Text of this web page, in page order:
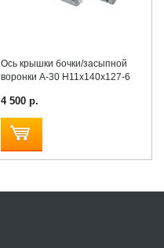
Ось крышки бочки/засыпной
воронки A-30 H11x140x127-6
4 500 р.